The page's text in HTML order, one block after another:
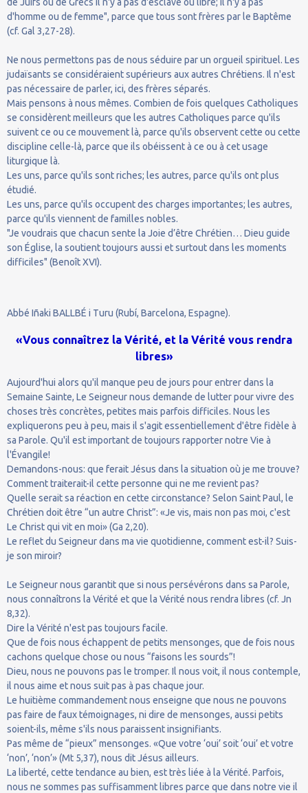
d'homme ou de femme", parce que tous sont frères par le Baptême
(cf. Gal 3,27-28).
Ne nous permettons pas de nous séduire par un orgueil spirituel. Les
judaïsants se considéraient supérieurs aux autres Chrétiens. Il n'est
pas nécessaire de parler, ici, des frères séparés.
Mais pensons à nous mêmes. Combien de fois quelques Catholiques
se considèrent meilleurs que les autres Catholiques parce qu'ils
suivent ce ou ce mouvement là, parce qu'ils observent cette ou cette
discipline celle-là, parce que ils obéissent à ce ou à cet usage
liturgique là.
Les uns, parce qu'ils sont riches; les autres, parce qu'ils ont plus
étudié.
Les uns, parce qu'ils occupent des charges importantes; les autres,
parce qu'ils viennent de familles nobles.
"Je voudrais que chacun sente la Joie d’être Chrétien… Dieu guide
son Église, la soutient toujours aussi et surtout dans les moments
difficiles" (Benoît XVI).
Abbé Iñaki BALLBÉ i Turu (Rubí, Barcelona, Espagne).
«Vous connaîtrez la Vérité, et la Vérité vous rendra
libres»
Aujourd'hui alors qu'il manque peu de jours pour entrer dans la
Semaine Sainte, Le Seigneur nous demande de lutter pour vivre des
choses très concrètes, petites mais parfois difficiles. Nous les
expliquerons peu à peu, mais il s'agit essentiellement d'être fidèle à
sa Parole. Qu'il est important de toujours rapporter notre Vie à
l'Évangile!
Demandons-nous: que ferait Jésus dans la situation où je me trouve?
Comment traiterait-il cette personne qui ne me revient pas?
Quelle serait sa réaction en cette circonstance? Selon Saint Paul, le
Chrétien doit être “un autre Christ”: «Je vis, mais non pas moi, c'est
Le Christ qui vit en moi» (Ga 2,20).
Le reflet du Seigneur dans ma vie quotidienne, comment est-il? Suis-
je son miroir?
Le Seigneur nous garantit que si nous persévérons dans sa Parole,
nous connaîtrons la Vérité et que la Vérité nous rendra libres (cf. Jn
8,32).
Dire la Vérité n'est pas toujours facile.
Que de fois nous échappent de petits mensonges, que de fois nous
cachons quelque chose ou nous “faisons les sourds”!
Dieu, nous ne pouvons pas le tromper. Il nous voit, il nous contemple,
il nous aime et nous suit pas à pas chaque jour.
Le huitième commandement nous enseigne que nous ne pouvons
pas faire de faux témoignages, ni dire de mensonges, aussi petits
soient-ils, même s'ils nous paraissent insignifiants.
Pas même de “pieux” mensonges. «Que votre ‘oui’ soit ‘oui’ et votre
‘non’, ‘non’» (Mt 5,37), nous dit Jésus ailleurs.
La liberté, cette tendance au bien, est très liée à la Vérité. Parfois,
nous ne sommes pas suffisamment libres parce que dans notre vie il